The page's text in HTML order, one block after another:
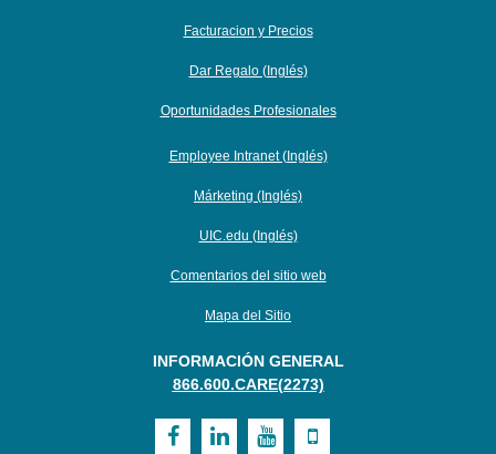
Facturacion y Precios
Dar Regalo (Inglés)
Oportunidades Profesionales
Employee Intranet (Inglés)
Márketing (Inglés)
UIC.edu (Inglés)
Comentarios del sitio web
Mapa del Sitio
INFORMACIÓN GENERAL
866.600.CARE(2273)
Visit Visit VisitVisit